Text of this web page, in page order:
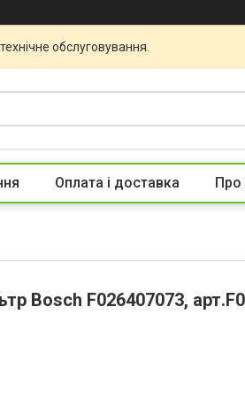
обслуговування.
Оплата і доставка Про
Bosch F026407073,